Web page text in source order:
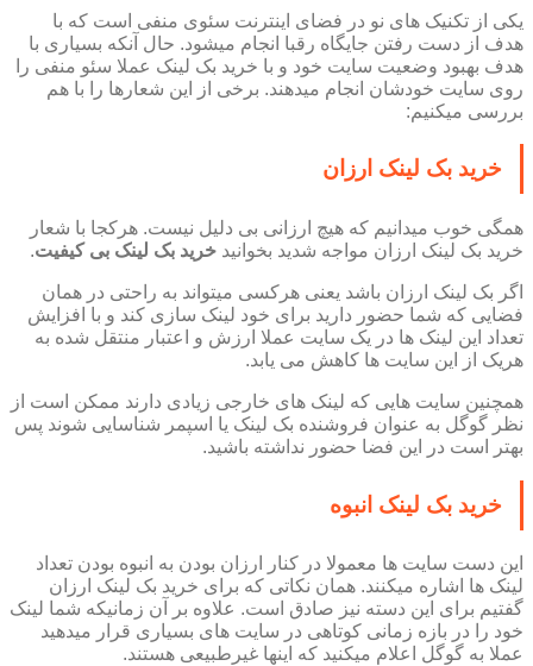
یکی از تکنیک های نو در فضای اینترنت سئوی منفی است که با
هدف از دست رفتن جایگاه رقبا انجام میشود. حال آنکه بسیاری با
هدف بهبود وضعیت سایت خود و با خرید بک لینک عملا سئو منفی را
روی سایت خودشان انجام میدهند. برخی از این شعارها را با هم
بررسی میکنیم:
خرید بک لینک ارزان
همگی خوب میدانیم که هیچ ارزانی بی دلیل نیست. هرکجا با شعار
خرید بک لینک ارزان مواجه شدید بخوانید خرید بک لینک بی کیفیت.
اگر بک لینک ارزان باشد یعنی هرکسی میتواند به راحتی در همان
فضایی که شما حضور دارید برای خود لینک سازی کند و با افزایش
تعداد این لینک ها در یک سایت عملا ارزش و اعتبار منتقل شده به
هریک از این سایت ها کاهش می یابد.
همچنین سایت هایی که لینک های خارجی زیادی دارند ممکن است از
نظر گوگل به عنوان فروشنده بک لینک یا اسپمر شناسایی شوند پس
بهتر است در این فضا حضور نداشته باشید.
خرید بک لینک انبوه
این دست سایت ها معمولا در کنار ارزان بودن به انبوه بودن تعداد
لینک ها اشاره میکنند. همان نکاتی که برای خرید بک لینک ارزان
گفتیم برای این دسته نیز صادق است. علاوه بر آن زمانیکه شما لینک
خود را در بازه زمانی کوتاهی در سایت های بسیاری قرار میدهید
عملا به گوگل اعلام میکنید که اینها غیرطبیعی هستند.